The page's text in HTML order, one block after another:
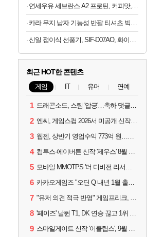
연세우유 세브란스 A2 프로틴, 커피맛, 190ml, 16개
카라 무지 남자 기능성 반팔 티셔츠 빅사이즈
신일 접이식 선풍기, SIF-D07AO, 화이트, 1개
최근 HOT한 콘텐츠
게임 IT 유머 연예
1 드래곤소드, 스팀 '압긍'…축하 댓글 달고 게임 코드 받자!
2 엔씨, 게임스컴 2026서 미공개 신작 최초 공개
3 웹젠, 상반기 영업수익 773억 원…순이익 89% 증가
4 컴투스-에이버튼 신작 '제우스' 8월 26일 출시…"모두를 위한 경쟁"
5 모바일 MMOTPS '더 디비전 리서전스', 6일 스팀에도 출시
6 카카오게임즈 "오딘 Q 내년 1월 출시, 연기는 없다"
7 "유저 의견 적극 반영" 게임프리크, 비스트 오브 리인카네이션 개선 나선다
8 '페이즈' 날뛴 T1, DK 연승 끊고 1위 지켜
9 스마일게이트 신작 '이클립스', 9월 10일 정식 출시